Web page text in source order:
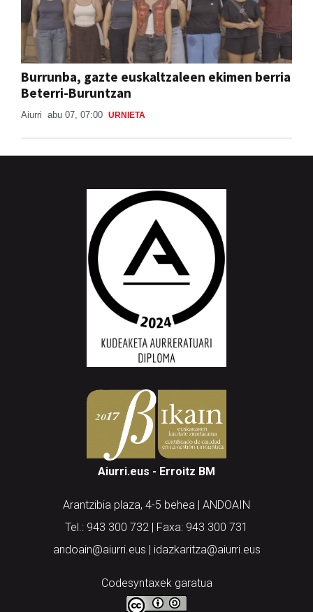
Burrunba, gazte euskaltzaleen ekimen berria
Beterri-Buruntzan
Aiurri abu 07, 07:00 URNIETA
Aiurri.eus - Erroitz BM
Arantzibia plaza, 4-5 behea | ANDOAIN
Tel.: 943 300 732 | Faxa: 943 300 731
andoain@aiurri.eus | idazkaritza@aiurri.eus
Codesyntaxek garatua